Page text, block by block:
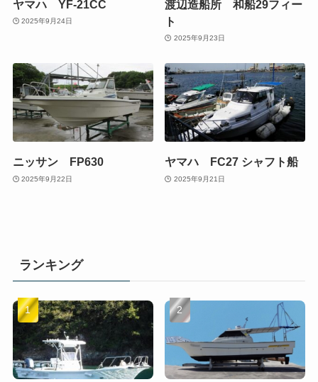
ヤマハ YF-21CC
2025年9月24日
渡辺造船所 和船29フィー
ト
2025年9月23日
ニッサン FP630
2025年9月22日
ヤマハ FC27 シャフト船
2025年9月21日
ランキング